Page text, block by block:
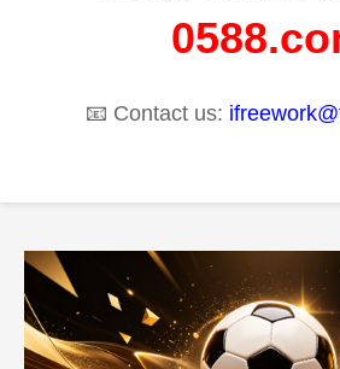
📧 Contact us: